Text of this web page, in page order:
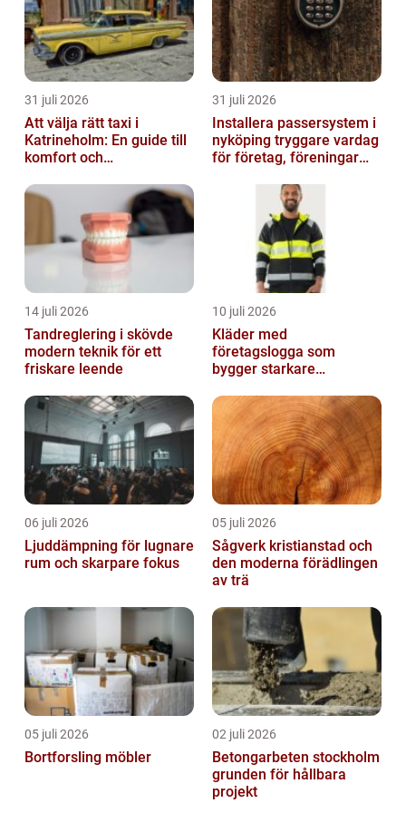
31 juli 2026
Att välja rätt taxi i
Katrineholm: En guide till
komfort och
31 juli 2026
Installera passersystem i
nyköping tryggare vardag
för företag, föreningar
14 juli 2026
Tandreglering i skövde
modern teknik för ett
friskare leende
10 juli 2026
Kläder med
företagslogga som
bygger starkare
06 juli 2026
Ljuddämpning för lugnare
rum och skarpare fokus
05 juli 2026
Sågverk kristianstad och
den moderna förädlingen
av trä
05 juli 2026
Bortforsling möbler
02 juli 2026
Betongarbeten stockholm
grunden för hållbara
projekt